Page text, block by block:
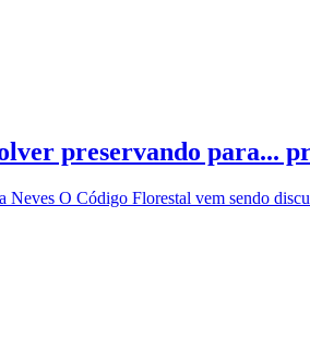
preservando para...
Neves O Código Florestal vem sendo